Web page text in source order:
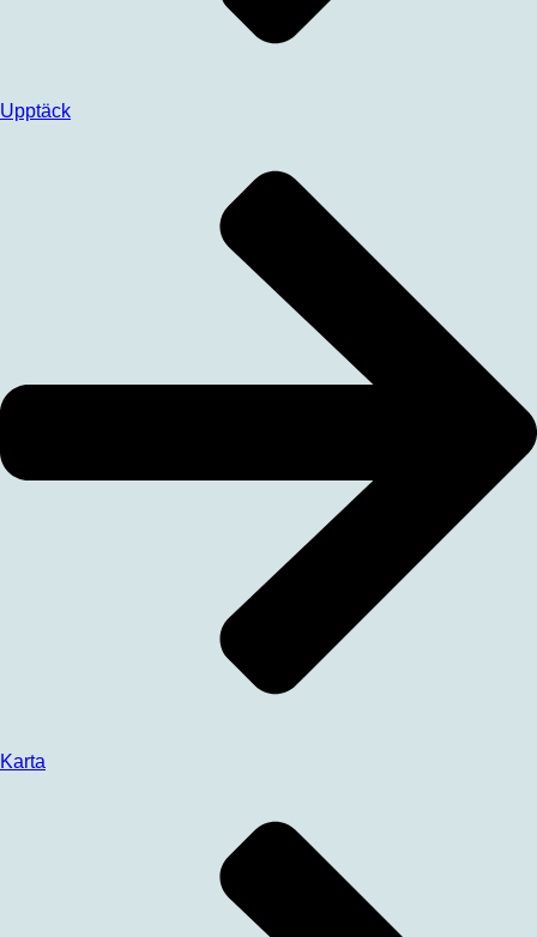
Upptäck
Karta